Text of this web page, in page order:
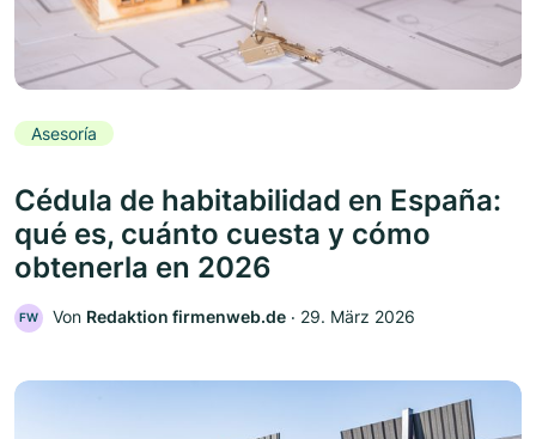
Asesoría
Cédula de habitabilidad en España:
qué es, cuánto cuesta y cómo
obtenerla en 2026
FW Von Redaktion firmenweb.de ‧ 29. März 2026